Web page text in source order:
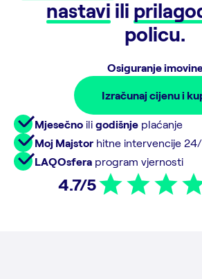
nastavi ili
policu.
Osiguranje
Izračunaj cijenu i
Mjesečno ili godišnje plaćanje
Moj Majstor hitne intervencije
LAQOsfera program vjernosti
4.7/5